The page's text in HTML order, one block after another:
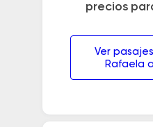
precios
Ver
Rafaela